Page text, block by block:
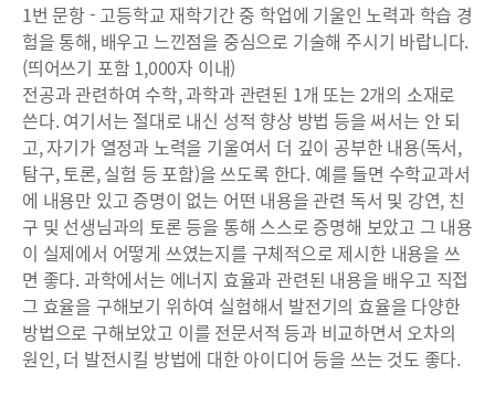
1번 문항 - 고등학교 재학기간 중 학업에 기울인 노력과 학습 경
험을 통해, 배우고 느낀점을 중심으로 기술해 주시기 바랍니다.
(띄어쓰기 포함 1,000자 이내)
전공과 관련하여 수학, 과학과 관련된 1개 또는 2개의 소재로
쓴다. 여기서는 절대로 내신 성적 향상 방법 등을 써서는 안 되
고, 자기가 열정과 노력을 기울여서 더 깊이 공부한 내용(독서,
탐구, 토론, 실험 등 포함)을 쓰도록 한다. 예를 들면 수학교과서
에 내용만 있고 증명이 없는 어떤 내용을 관련 독서 및 강연, 친
구 및 선생님과의 토론 등을 통해 스스로 증명해 보았고 그 내용
이 실제에서 어떻게 쓰였는지를 구체적으로 제시한 내용을 쓰
면 좋다. 과학에서는 에너지 효율과 관련된 내용을 배우고 직접
그 효율을 구해보기 위하여 실험해서 발전기의 효율을 다양한
방법으로 구해보았고 이를 전문서적 등과 비교하면서 오차의
원인, 더 발전시킬 방법에 대한 아이디어 등을 쓰는 것도 좋다.